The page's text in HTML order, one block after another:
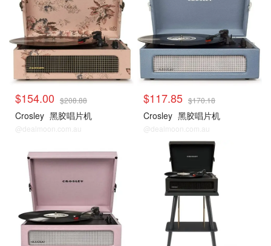
$154.00 $208.88
Crosley 黑胶唱片机
@dealmoon.com.au
$117.85 $170.18
Crosley 黑胶唱片机
@dealmoon.com.au